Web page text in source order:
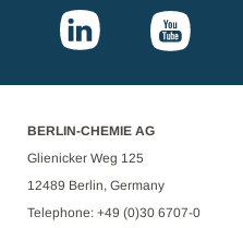
BERLIN-CHEMIE AG
Glienicker Weg 125
12489 Berlin, Germany
Telephone: +49 (0)30 6707-0